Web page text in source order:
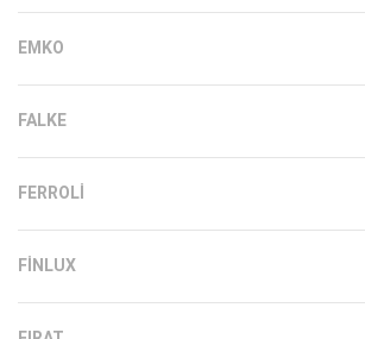
EMKO
FALKE
FERROLI
FINLUX